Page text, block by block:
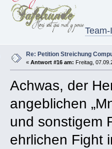
Re: Petition Streichung
«Antwort #16 am: Freitag,
Achwas, der
angeblichen
und sonstigem
ehrlichen Fight